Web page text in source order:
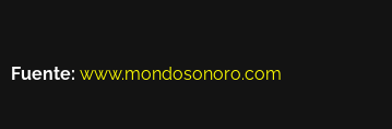
Fuente: www.mondosonoro.com